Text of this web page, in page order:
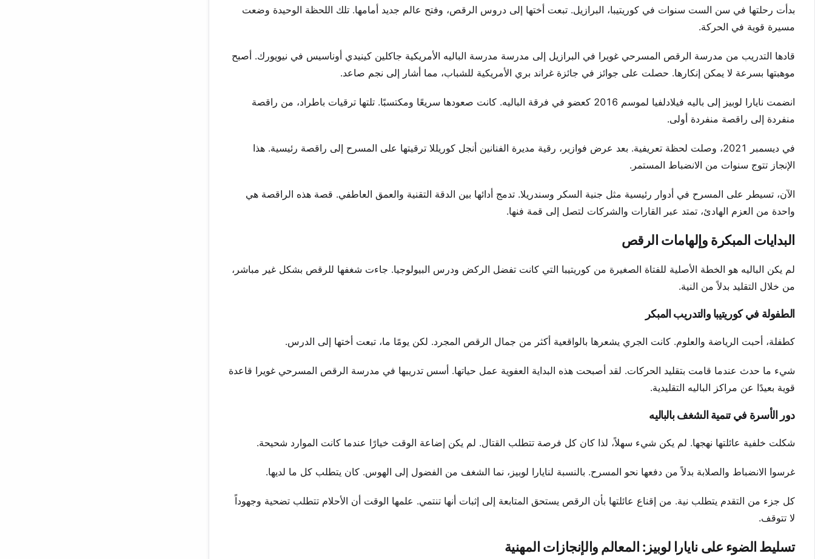
بدأت رحلتها في سن الست سنوات في كوريتيبا، البرازيل. تبعت أختها إلى دروس الرقص، وفتح عالم جديد أمامها. تلك اللحظة الوحيدة وضعت
مسيرة قوية في الحركة.
قادها التدريب من مدرسة الرقص المسرحي غويرا في البرازيل إلى مدرسة مدرسة الباليه الأمريكية جاكلين كينيدي أوناسيس في نيويورك. أصبح
موهبتها بسرعة لا يمكن إنكارها. حصلت على جوائز في جائزة غراند بري الأمريكية للشباب، مما أشار إلى نجم صاعد.
انضمت نايارا لوبيز إلى باليه فيلادلفيا لموسم 2016 كعضو في فرقة الباليه. كانت صعودها سريعًا ومكتسبًا. تلتها ترقيات باطراد، من راقصة
منفردة إلى راقصة منفردة أولى.
في ديسمبر 2021، وصلت لحظة تعريفية. بعد عرض فوازير، رقية مديرة الفنانين أنجل كوريللا ترقيتها على المسرح إلى راقصة رئيسية. هذا
الإنجاز تتوج سنوات من الانضباط المستمر.
الآن، تسيطر على المسرح في أدوار رئيسية مثل جنية السكر وسندريلا. تدمج أدائها بين الدقة التقنية والعمق العاطفي. قصة هذه الراقصة هي
واحدة من العزم الهادئ، تمتد عبر القارات والشركات لتصل إلى قمة فنها.
البدايات المبكرة وإلهامات الرقص
لم يكن الباليه هو الخطة الأصلية للفتاة الصغيرة من كوريتيبا التي كانت تفضل الركض ودرس البيولوجيا. جاءت شغفها للرقص بشكل غير مباشر،
من خلال التقليد بدلاً من النية.
الطفولة في كوريتيبا والتدريب المبكر
كطفلة، أحبت الرياضة والعلوم. كانت الجري يشعرها بالواقعية أكثر من جمال الرقص المجرد. لكن يومًا ما، تبعت أختها إلى الدرس.
شيء ما حدث عندما قامت بتقليد الحركات. لقد أصبحت هذه البداية العفوية عمل حياتها. أسس تدريبها في مدرسة الرقص المسرحي غويرا قاعدة
قوية بعيدًا عن مراكز الباليه التقليدية.
دور الأسرة في تنمية الشغف بالباليه
شكلت خلفية عائلتها نهجها. لم يكن شيء سهلاً، لذا كان كل فرصة تتطلب القتال. لم يكن إضاعة الوقت خيارًا عندما كانت الموارد شحيحة.
غرسوا الانضباط والصلابة بدلاً من دفعها نحو المسرح. بالنسبة لنايارا لوبيز، نما الشغف من الفضول إلى الهوس. كان يتطلب كل ما لديها.
كل جزء من التقدم يتطلب نية. من إقناع عائلتها بأن الرقص يستحق المتابعة إلى إثبات أنها تنتمي. علمها الوقت أن الأحلام تتطلب تضحية وجهوداً
لا تتوقف.
تسليط الضوء على نايارا لوبيز: المعالم والإنجازات المهنية